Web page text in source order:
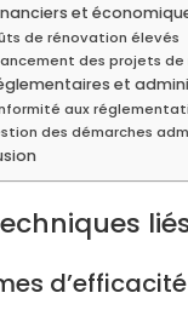
et
de rénovation élevés
des projets
et
aux
des démarches